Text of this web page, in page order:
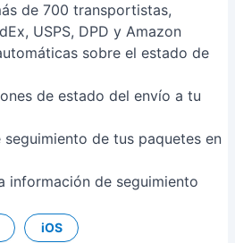
de 700 transportistas,
USPS, DPD y Amazon
sobre el estado de
de estado del envío a tu
de tus paquetes en
información de seguimiento
iOS